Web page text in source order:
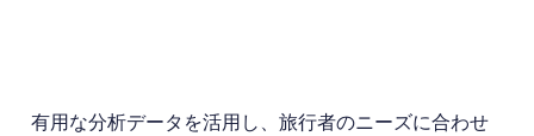
有用な分析データを活用し、旅行者のニーズに合わせ